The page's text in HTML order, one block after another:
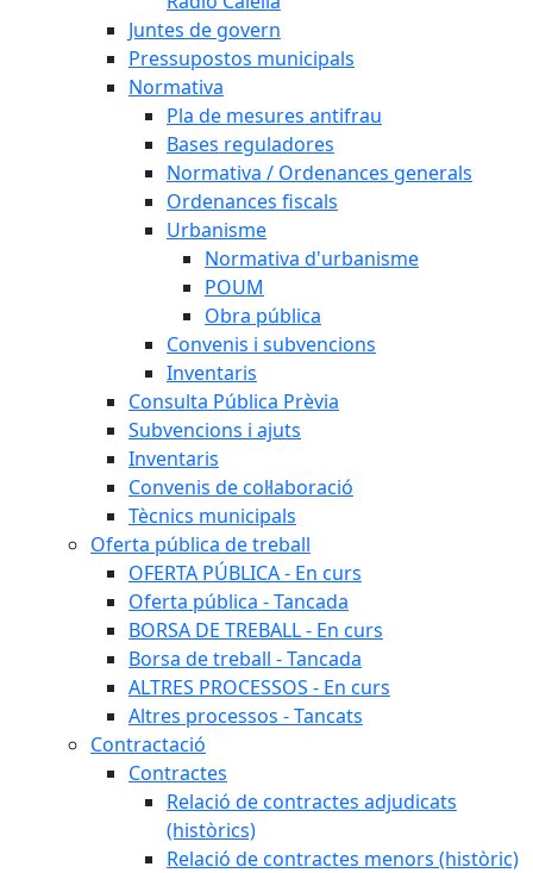
Juntes de govern
Pressupostos municipals
Normativa
Pla de mesures antifrau
Bases reguladores
Normativa / Ordenances generals
Ordenances fiscals
Urbanisme
Normativa d'urbanisme
POUM
Obra pública
Convenis i subvencions
Inventaris
Consulta Pública Prèvia
Subvencions i ajuts
Inventaris
Convenis de col·laboració
Tècnics municipals
Oferta pública de treball
OFERTA PÚBLICA - En curs
Oferta pública - Tancada
BORSA DE TREBALL - En curs
Borsa de treball - Tancada
ALTRES PROCESSOS - En curs
Altres processos - Tancats
Contractació
Contractes
Relació de contractes adjudicats
(històrics)
Relació de contractes menors (històric)